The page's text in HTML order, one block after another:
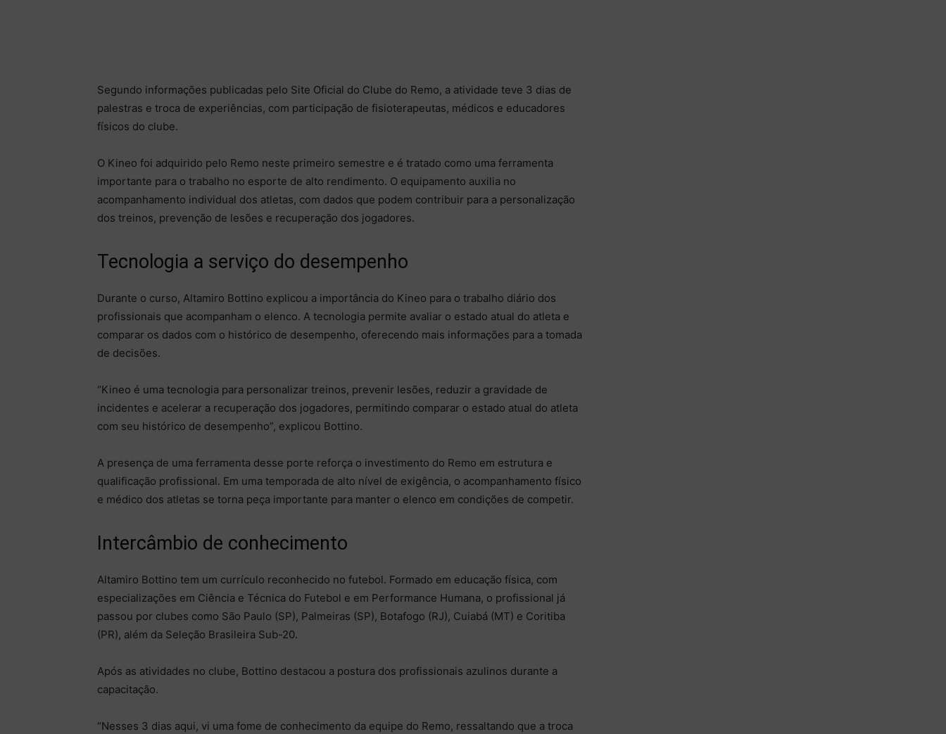
Segundo informações publicadas pelo Site Oficial do Clube do Remo, a atividade teve 3 dias de
palestras e troca de experiências, com participação de fisioterapeutas, médicos e educadores
físicos do clube.
O Kineo foi adquirido pelo Remo neste primeiro semestre e é tratado como uma ferramenta
importante para o trabalho no esporte de alto rendimento. O equipamento auxilia no
acompanhamento individual dos atletas, com dados que podem contribuir para a personalização
dos treinos, prevenção de lesões e recuperação dos jogadores.
Tecnologia a serviço do desempenho
Durante o curso, Altamiro Bottino explicou a importância do Kineo para o trabalho diário dos
profissionais que acompanham o elenco. A tecnologia permite avaliar o estado atual do atleta e
comparar os dados com o histórico de desempenho, oferecendo mais informações para a tomada
de decisões.
“Kineo é uma tecnologia para personalizar treinos, prevenir lesões, reduzir a gravidade de
incidentes e acelerar a recuperação dos jogadores, permitindo comparar o estado atual do atleta
com seu histórico de desempenho”, explicou Bottino.
A presença de uma ferramenta desse porte reforça o investimento do Remo em estrutura e
qualificação profissional. Em uma temporada de alto nível de exigência, o acompanhamento físico
e médico dos atletas se torna peça importante para manter o elenco em condições de competir.
Intercâmbio de conhecimento
Altamiro Bottino tem um currículo reconhecido no futebol. Formado em educação física, com
especializações em Ciência e Técnica do Futebol e em Performance Humana, o profissional já
passou por clubes como São Paulo (SP), Palmeiras (SP), Botafogo (RJ), Cuiabá (MT) e Coritiba
(PR), além da Seleção Brasileira Sub-20.
Após as atividades no clube, Bottino destacou a postura dos profissionais azulinos durante a
capacitação.
“Nesses 3 dias aqui, vi uma fome de conhecimento da equipe do Remo, ressaltando que a troca